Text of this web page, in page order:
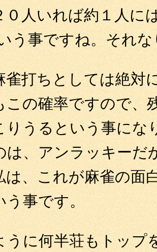
０人いれば約１人に
う事ですね。それ
雀打ちとしては絶対
この確率ですので、
りうるという事にな
は、アンラッキーだ
は、これが麻雀の面
う事です。
うに何半荘もトップ